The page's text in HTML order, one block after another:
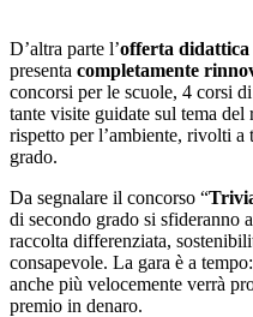
D’altra parte l’offerta didattica
presenta completamente
concorsi per le scuole, 4 corsi
tante visite guidate sul tema
rispetto per l’ambiente, rivolti
grado.
Da segnalare il concorso “
di secondo grado si sfideranno
raccolta differenziata,
consapevole. La gara è a
anche più velocemente verrà
premio in denaro.